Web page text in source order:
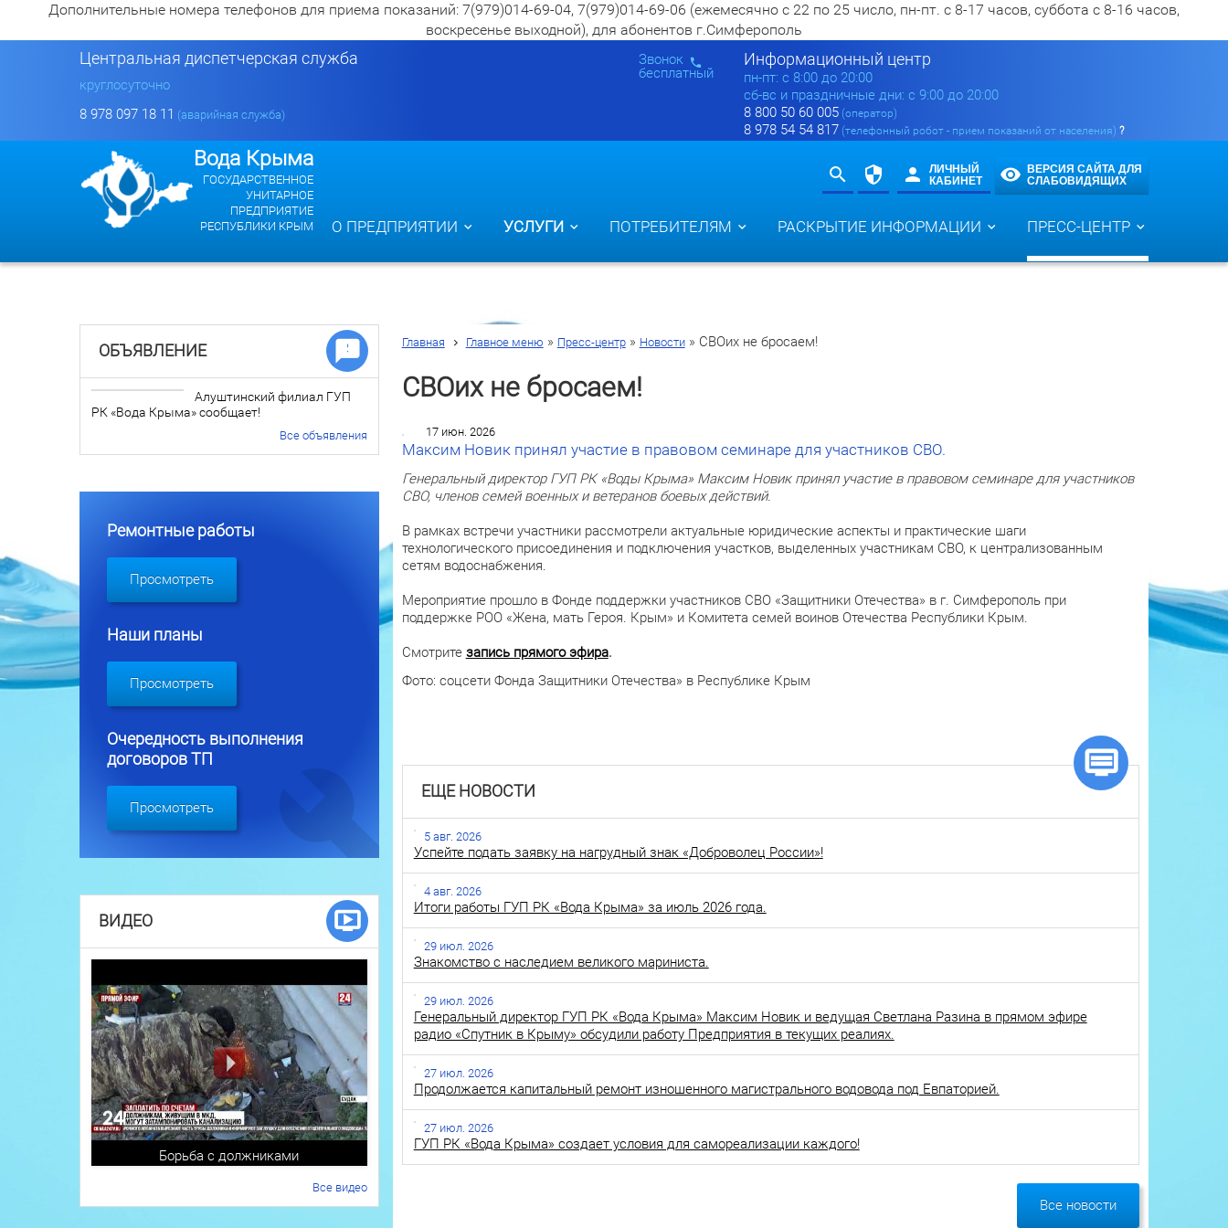
Дополнительные номера телефонов для приема показаний: 7(979)014-69-04, 7(979)014-69-06 (ежемесячно с 22 по 25 число, пн-пт. с 8-17 часов, суббота с 8-16 часов,
воскресенье выходной), для абонентов г.Симферополь
Информационный центр
пн-пт: c 8:00 до 20:00
сб-вс и праздничные дни: с 9:00 до 20:00
8 800 50 60 005 (оператор)
8 978 54 54 817 (телефонный робот - прием показаний от населения) ?
Звонок
бесплатный
Центральная диспетчерская служба
круглосуточно
8 978 097 18 11 (аварийная служба)
Вода Крыма
ГОСУДАРСТВЕННОЕ
УНИТАРНОЕ
ПРЕДПРИЯТИЕ
РЕСПУБЛИКИ КРЫМ
ЛИЧНЫЙ
КАБИНЕТ
ВЕРСИЯ САЙТА ДЛЯ
СЛАБОВИДЯЩИХ
О ПРЕДПРИЯТИИ УСЛУГИ ПОТРЕБИТЕЛЯМ РАСКРЫТИЕ ИНФОРМАЦИИ ПРЕСС-ЦЕНТР
Главная Главное меню » Пресс-центр» Новости» СВОих не бросаем!
СВОих не бросаем!
17 июн. 2026
Максим Новик принял участие в правовом семинаре для участников СВО.
Генеральный директор ГУП РК «Воды Крыма» Максим Новик принял участие в правовом семинаре для участников
СВО, членов семей военных и ветеранов боевых действий.
В рамках встречи участники рассмотрели актуальные юридические аспекты и практические шаги
технологического присоединения и подключения участков, выделенных участникам СВО, к централизованным
сетям водоснабжения.
Мероприятие прошло в Фонде поддержки участников СВО «Защитники Отечества» в г. Симферополь при
поддержке РОО «Жена, мать Героя. Крым» и Комитета семей воинов Отечества Республики Крым.
Смотрите запись прямого эфира.
Фото: соцсети Фонда Защитники Отечества» в Республике Крым
ЕЩЕ НОВОСТИ
5 авг. 2026
Успейте подать заявку на нагрудный знак «Доброволец России»!
4 авг. 2026
Итоги работы ГУП РК «Вода Крыма» за июль 2026 года.
29 июл. 2026
Знакомство с наследием великого мариниста.
29 июл. 2026
Генеральный директор ГУП РК «Вода Крыма» Максим Новик и ведущая Светлана Разина в прямом эфире
радио «Спутник в Крыму» обсудили работу Предприятия в текущих реалиях.
27 июл. 2026
Продолжается капитальный ремонт изношенного магистрального водовода под Евпаторией.
27 июл. 2026
ГУП РК «Вода Крыма» создает условия для самореализации каждого!
Все новости
ОБЪЯВЛЕНИЕ
Алуштинский филиал ГУП
РК «Вода Крыма» сообщает!
Все объявления
Ремонтные работы
Просмотреть
Наши планы
Просмотреть
Очередность выполнения
договоров ТП
Просмотреть
ВИДЕО
Борьба с должниками
Все видео